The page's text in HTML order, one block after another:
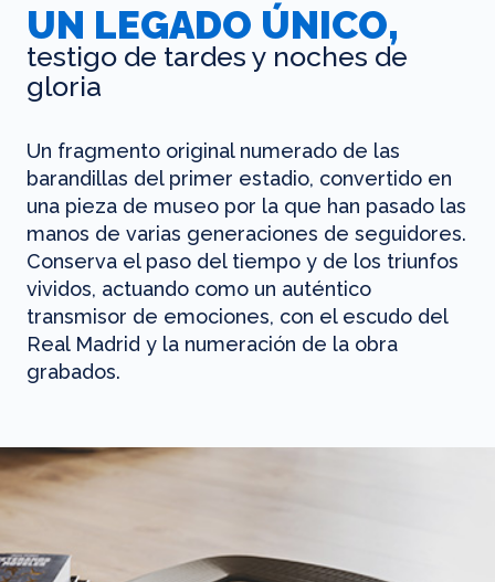
UN LEGADO ÚNICO,
testigo de tardes y noches de
gloria
Un fragmento original numerado de las
barandillas del primer estadio, convertido en
una pieza de museo por la que han pasado las
manos de varias generaciones de seguidores.
Conserva el paso del tiempo y de los triunfos
vividos, actuando como un auténtico
transmisor de emociones, con el escudo del
Real Madrid y la numeración de la obra
grabados.